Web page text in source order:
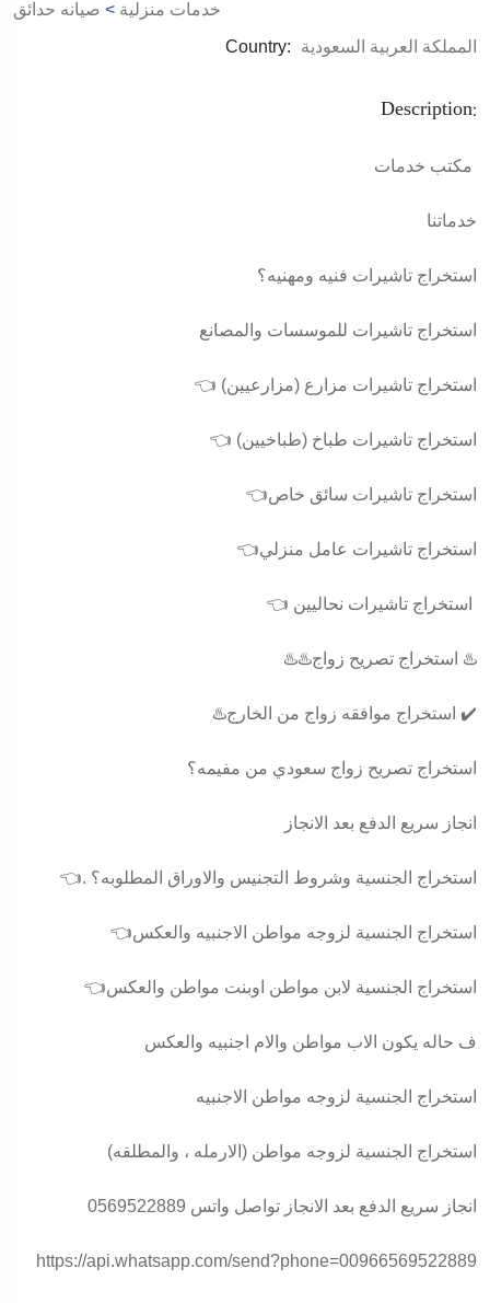
خدمات منزلية > صيانه حدائق
Country:
المملكة العربية السعودية
Description:
خدماتنا
استخراج تاشيرات فنيه ومهنيه؟
استخراج تاشيرات للموسسات والمصانع
👈 استخراج تاشيرات مزارع (مزارعيين)
👈 استخراج تاشيرات طباخ (طباخيين)
👈استخراج تاشيرات سائق خاص
👈استخراج تاشيرات عامل منزلي
♨️♨️استخراج تصريح زواج ♨️
♨️استخراج موافقه زواج من الخارج ✔️
استخراج تصريح زواج سعودي من مفيمه؟
انجاز سريع الدفع بعد الانجاز
👈. استخراج الجنسية وشروط التجنيس والاوراق المطلوبه؟
👈استخراج الجنسية لزوجه مواطن الاجنبيه والعكس
👈استخراج الجنسية لابن مواطن اوبنت مواطن والعكس
ف حاله يكون الاب مواطن والام اجنبيه والعكس
استخراج الجنسية لزوجه مواطن الاجنبيه
استخراج الجنسية لزوجه مواطن (الارمله ، والمطلقه)
انجاز سريع الدفع بعد الانجاز تواصل واتس 0569522889
https://api.whatsapp.com/send?phone=00966569522889